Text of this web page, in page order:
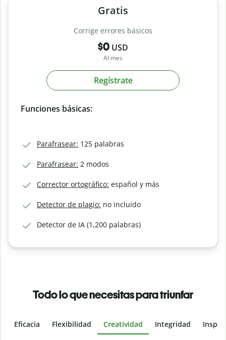
Gratis
Corrige errores básicos
$0 USD
Al mes
Regístrate
Funciones básicas:
Parafrasear: 125 palabras
Parafrasear: 2 modos
Corrector ortográfico: español y más
Detector de plagio: no incluido
Detector de IA (1,200 palabras)
Todo lo que necesitas para triunfar
Eficacia Flexibilidad Creatividad Integridad